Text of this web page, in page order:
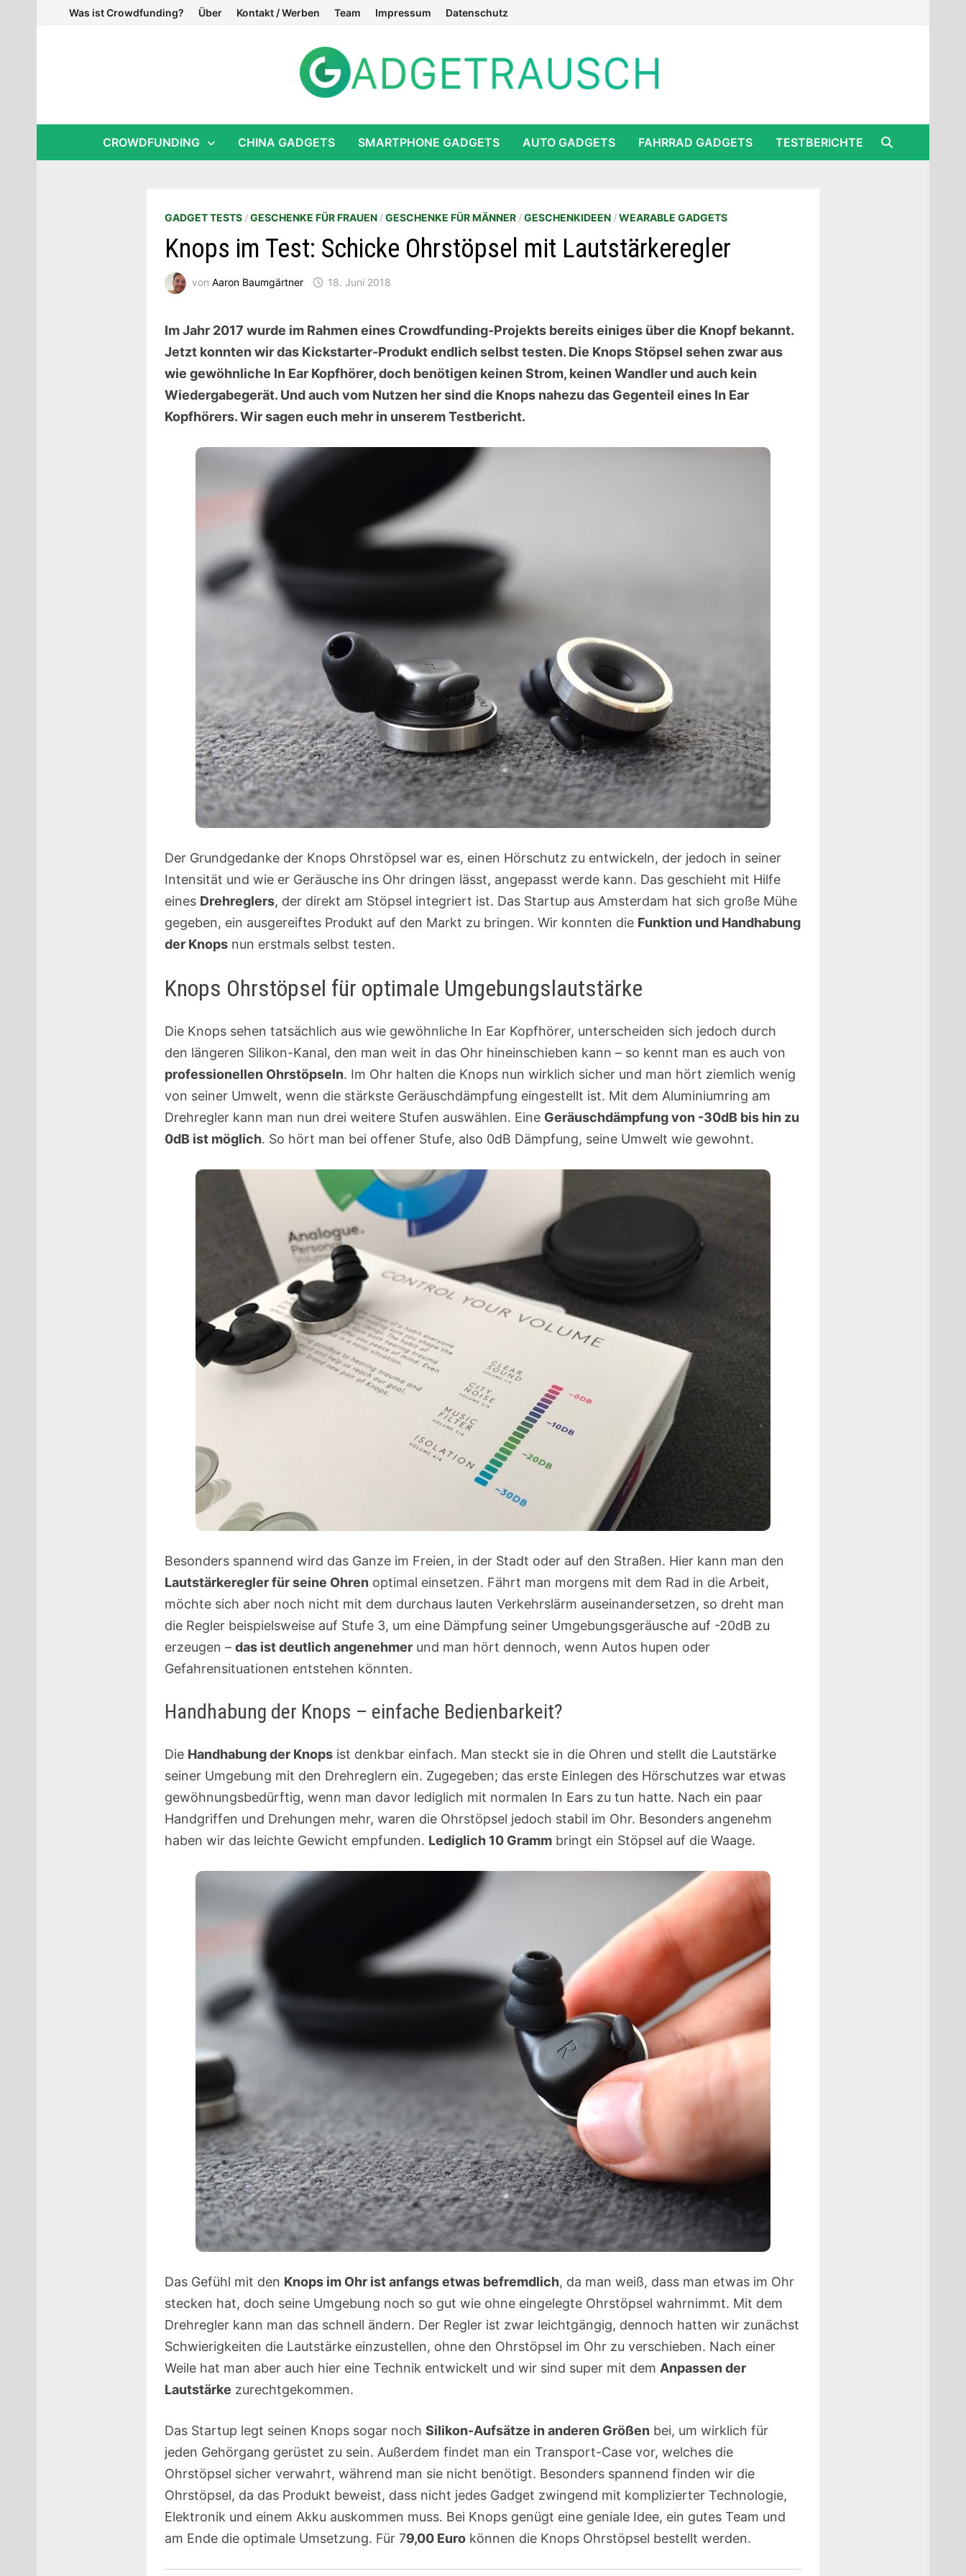
Was ist Crowdfunding? Über Kontakt / Werben Team Impressum Datenschutz
CROWDFUNDING CHINA GADGETS SMARTPHONE GADGETS AUTO GADGETS FAHRRAD GADGETS TESTBERICHTE
GADGET TESTS/GESCHENKE FÜR FRAUEN/GESCHENKE FÜR MÄNNER/GESCHENKIDEEN/WEARABLE GADGETS
Knops im Test: Schicke Ohrstöpsel mit Lautstärkeregler
von Aaron Baumgärtner 18. Juni 2018
Im Jahr 2017 wurde im Rahmen eines Crowdfunding-Projekts bereits einiges über die Knopf bekannt.
Jetzt konnten wir das Kickstarter-Produkt endlich selbst testen. Die Knops Stöpsel sehen zwar aus
wie gewöhnliche In Ear Kopfhörer, doch benötigen keinen Strom, keinen Wandler und auch kein
Wiedergabegerät. Und auch vom Nutzen her sind die Knops nahezu das Gegenteil eines In Ear
Kopfhörers. Wir sagen euch mehr in unserem Testbericht.
Der Grundgedanke der Knops Ohrstöpsel war es, einen Hörschutz zu entwickeln, der jedoch in seiner
Intensität und wie er Geräusche ins Ohr dringen lässt, angepasst werde kann. Das geschieht mit Hilfe
eines Drehreglers, der direkt am Stöpsel integriert ist. Das Startup aus Amsterdam hat sich große Mühe
gegeben, ein ausgereiftes Produkt auf den Markt zu bringen. Wir konnten die Funktion und Handhabung
der Knopsnun erstmals selbst testen.
Knops Ohrstöpsel für optimale Umgebungslautstärke
Die Knops sehen tatsächlich aus wie gewöhnliche In Ear Kopfhörer, unterscheiden sich jedoch durch
den längeren Silikon-Kanal, den man weit in das Ohr hineinschieben kann – so kennt man es auch von
professionellen Ohrstöpseln. Im Ohr halten die Knops nun wirklich sicher und man hört ziemlich wenig
von seiner Umwelt, wenn die stärkste Geräuschdämpfung eingestellt ist. Mit dem Aluminiumring am
Drehregler kann man nun drei weitere Stufen auswählen. Eine Geräuschdämpfung von -30dB bis hin zu
0dB ist möglich. So hört man bei offener Stufe, also 0dB Dämpfung, seine Umwelt wie gewohnt.
Besonders spannend wird das Ganze im Freien, in der Stadt oder auf den Straßen. Hier kann man den
Lautstärkeregler für seine Ohren optimal einsetzen. Fährt man morgens mit dem Rad in die Arbeit,
möchte sich aber noch nicht mit dem durchaus lauten Verkehrslärm auseinandersetzen, so dreht man
die Regler beispielsweise auf Stufe 3, um eine Dämpfung seiner Umgebungsgeräusche auf -20dB zu
erzeugen – das ist deutlich angenehmerund man hört dennoch, wenn Autos hupen oder
Gefahrensituationen entstehen könnten.
Handhabung der Knops – einfache Bedienbarkeit?
Die Handhabung der Knopsist denkbar einfach. Man steckt sie in die Ohren und stellt die Lautstärke
seiner Umgebung mit den Drehreglern ein. Zugegeben; das erste Einlegen des Hörschutzes war etwas
gewöhnungsbedürftig, wenn man davor lediglich mit normalen In Ears zu tun hatte. Nach ein paar
Handgriffen und Drehungen mehr, waren die Ohrstöpsel jedoch stabil im Ohr. Besonders angenehm
haben wir das leichte Gewicht empfunden. Lediglich 10 Grammbringt ein Stöpsel auf die Waage.
Das Gefühl mit den Knops im Ohr ist anfangs etwas befremdlich, da man weiß, dass man etwas im Ohr
stecken hat, doch seine Umgebung noch so gut wie ohne eingelegte Ohrstöpsel wahrnimmt. Mit dem
Drehregler kann man das schnell ändern. Der Regler ist zwar leichtgängig, dennoch hatten wir zunächst
Schwierigkeiten die Lautstärke einzustellen, ohne den Ohrstöpsel im Ohr zu verschieben. Nach einer
Weile hat man aber auch hier eine Technik entwickelt und wir sind super mit dem Anpassen der
Lautstärke zurechtgekommen.
Das Startup legt seinen Knops sogar noch Silikon-Aufsätze in anderen Größen bei, um wirklich für
jeden Gehörgang gerüstet zu sein. Außerdem findet man ein Transport-Case vor, welches die
Ohrstöpsel sicher verwahrt, während man sie nicht benötigt. Besonders spannend finden wir die
Ohrstöpsel, da das Produkt beweist, dass nicht jedes Gadget zwingend mit komplizierter Technologie,
Elektronik und einem Akku auskommen muss. Bei Knops genügt eine geniale Idee, ein gutes Team und
am Ende die optimale Umsetzung. Für 79,00 Eurokönnen die Knops Ohrstöpsel bestellt werden.